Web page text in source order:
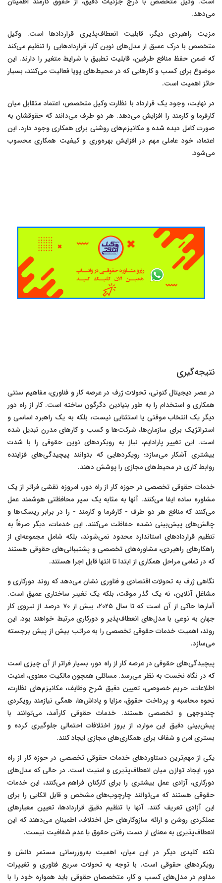
می‌دهد.
مزیت راهبردی دیگر، قابلیت انعطاف‌پذیری قراردادها است. وکیل
متخصص با درک عمیق از مدل‌های نوین کار، قراردادهایی را تنظیم می‌کند
که ضمن حفظ منافع طرفین، قابلیت تطبیق با شرایط متغیر را دارند. این
موضوع برای کسب و کارهایی که در محیط‌های پویا فعالیت می‌کنند، بسیار
حائز اهمیت است.
در نهایت، وجود یک قرارداد با نظارت وکیل متخصص، اعتماد متقابل میان
کارفرما و کارمند را افزایش می‌دهد. هر دو طرف می‌دانند که حقوقشان به
صورت کامل دیده شده و مکانیزم‌های روشنی برای همکاری وجود دارد. این
اعتماد، خود عاملی مهم در افزایش بهره‌وری و کیفیت همکاری محسوب
می‌شود.
نتیجه‌گیری
در عصر دیجیتال کنونی، تحولات ژرف در عرصه کار و فناوری، مفاهیم سنتی
همکاری و استخدام را به طور بنیادین دگرگون ساخته است. کار از راه دور
دیگر یک انتخاب موقتی یا استثنایی نیست، بلکه به یک راهبرد اساسی و
استراتژیک برای سازمان‌ها، شرکت‌ها و کسب و کارهای مدرن تبدیل شده
است. این تغییر پارادایم، نیاز به رویکردهای نوین حقوقی را با شدت
بیشتری آشکار می‌سازد؛ رویکردهایی که بتوانند پیچیدگی‌های فزاینده
روابط کاری در محیط‌های مجازی را پوشش دهند.
خدمات حقوقی تخصصی در حوزه کار از راه دور، امروزه نقشی فراتر از یک
مشاوره ساده ایفا می‌کنند. آنها به مثابه یک سپر محافظتی هوشمند عمل
می‌کنند که منافع هر دو طرف - کارفرما و کارمند - را در برابر ریسک‌ها و
چالش‌های پیش‌بینی نشده حفاظت می‌کنند. این خدمات، دیگر صرفاً به
تنظیم قراردادهای استاندارد محدود نمی‌شوند، بلکه شامل مجموعه‌ای از
راهکارهای راهبردی، مشاوره‌های تخصصی و پشتیبانی‌های حقوقی هستند
که در تمامی مراحل همکاری از ابتدا تا انتها قابل اجرا هستند.
نگاهی ژرف به تحولات اقتصادی و فناوری نشان می‌دهد که روند دورکاری و
مشاغل آنلاین، نه یک گذر موقت، بلکه یک تغییر ساختاری عمیق است.
آمارها حاکی از آن است که تا سال ۲۰۲۵، بیش از ۷۰ درصد از نیروی کار
جهان به نوعی با مدل‌های انعطاف‌پذیر و دورکاری مرتبط خواهند بود. این
روند، اهمیت خدمات حقوقی تخصصی را به مراتب بیش از پیش برجسته
می‌سازد.
پیچیدگی‌های حقوقی در عرصه کار از راه دور، بسیار فراتر از آن چیزی است
که در نگاه نخست به نظر می‌رسد. مسائلی همچون مالکیت معنوی، امنیت
اطلاعات، حریم خصوصی، تعیین دقیق شرح وظایف، مکانیزم‌های نظارت،
نحوه محاسبه و پرداخت حقوق، مزایا و پاداش‌ها، همگی نیازمند رویکردی
چندوجهی و تخصصی هستند. خدمات حقوقی کارآمد، می‌توانند با
پیش‌بینی دقیق این موارد، از بروز اختلافات احتمالی جلوگیری کرده و
بستری امن و شفاف برای همکاری‌های مجازی ایجاد کنند.
یکی از مهم‌ترین دستاوردهای خدمات حقوقی تخصصی در حوزه کار از راه
دور، ایجاد توازن میان انعطاف‌پذیری و امنیت است. در حالی که مدل‌های
دورکاری، آزادی عمل بیشتری را برای کارکنان فراهم می‌کنند، این خدمات
حقوقی هستند که می‌توانند چارچوب‌های مشخص و قابل اتکایی را برای
این آزادی تعریف کنند. آنها با تنظیم دقیق قراردادها، تعیین معیارهای
عملکردی روشن و ارائه سازوکارهای حل اختلاف، اطمینان می‌دهند که این
انعطاف‌پذیری به معنای از دست رفتن حقوق یا عدم شفافیت نیست.
نکته کلیدی دیگر در این میان، اهمیت به‌روزرسانی مستمر دانش و
رویکردهای حقوقی است. با توجه به تحولات سریع فناوری و تغییرات
مداوم در مدل‌های کسب و کار، متخصصان حقوقی باید همواره خود را با